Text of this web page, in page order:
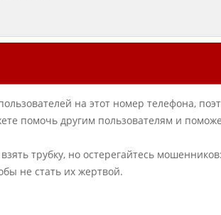
на этот номер телефона,
помочь другим пользователям и
трубку, но остерегайтесь
не стать их жертвой.